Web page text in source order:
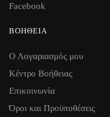
Facebook
ΒΟΉΘΕΙΑ
Ο Λογαριασμός μου
Κέντρο Βοήθειας
Επικοινωνία
Όροι και Προϋποθέσεις